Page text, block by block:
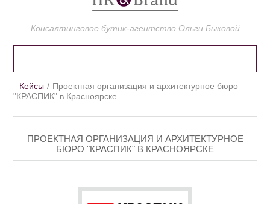
Консалтинговое бутик-агентство Ольги Быковой
Кейсы
Проектная организация и архитектурное бюро
"КРАСПИК" в Красноярске
ПРОЕКТНАЯ ОРГАНИЗАЦИЯ И АРХИТЕКТУРНОЕ
БЮРО "КРАСПИК" В КРАСНОЯРСКЕ